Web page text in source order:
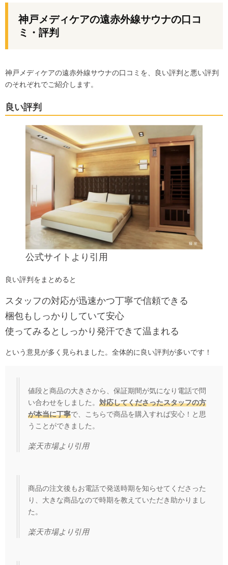
神戸メディケアの遠赤外線サウナの口コ
ミ・評判
神戸メディケアの遠赤外線サウナの口コミを、良い評判と悪い評判
のそれぞれでご紹介します。
良い評判
公式サイト より引用
良い評判をまとめると
スタッフの対応が迅速かつ丁寧で信頼できる
梱包もしっかりしていて安心
使ってみるとしっかり発汗できて温まれる
という意見が多く見られました。全体的に良い評判が多いです！
値段と商品の大きさから、保証期間が気になり電話で問
い合わせをしました。 対応してくださったスタッフの方
が本当に丁寧で、こちらで商品を購入すれば安心！と思
うことができました。
楽天市場より引用
商品の注文後もお電話で発送時期を知らせてくださった
り、大きな商品なので時期を教えていただき助かりまし
た。
楽天市場より引用